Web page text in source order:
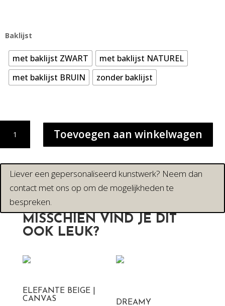
Baklijst
met baklijst ZWART
met baklijst NATUREL
met baklijst BRUIN
zonder baklijst
BIRD
|
DRUK
Toevoegen aan winkelwagen
Liever een gepersonaliseerd kunstwerk? Neem dan
contact met ons op om de mogelijkheden te
bespreken.
MISSCHIEN VIND JE DIT
OOK LEUK?
ELEFANTE BEIGE |
CANVAS
DREAMY